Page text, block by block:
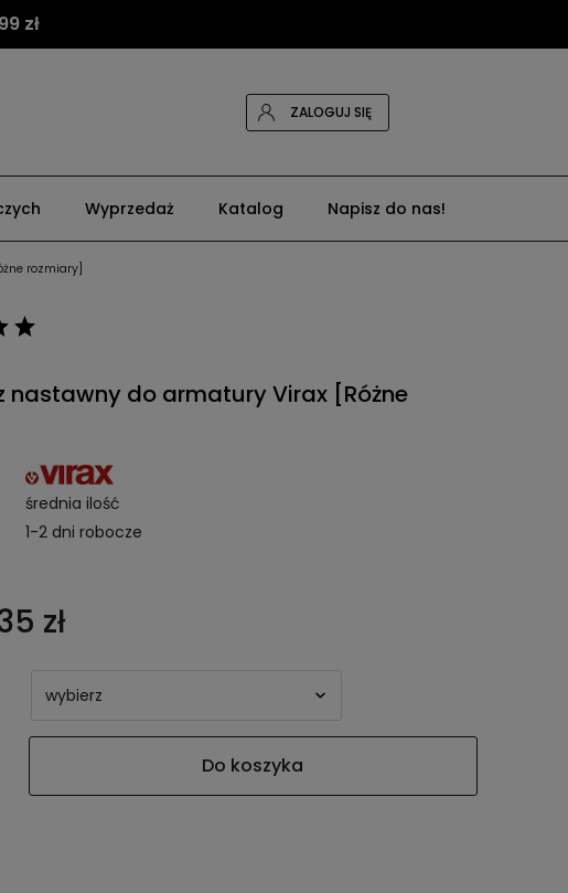
zł
ZALOGUJ SIĘ
Wyprzedaż Katalog Napisz do nas!
rozmiary]
nastawny do armatury Virax [Różne
średnia ilość
1-2 dni robocze
zł
Do koszyka